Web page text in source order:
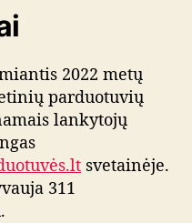
2022 metų
parduotuvių
lankytojų
svetainėje.
311